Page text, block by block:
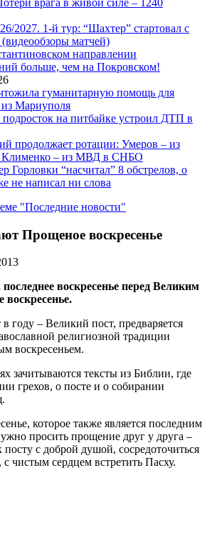
2027. 1-й тур: “Шахтер” стартовал с
матчей)
направлении
больше, чем на Покровском!
гуманитарную помощь для
из Мариуполя
на питбайке устроил ДТП в
продолжает ротации: Умеров – из
– из МВД в СНБО
Горловки “насчитал” 8 обстрелов, о
не написал ни слова
"Последние новости"
Прощеное воскресенье
воскресенье перед Великим
году – Великий пост, предваряется
религиозной традиции
воскресеньем.
зачитываются тексты из Библии, где
грехов, о посте и о собирании
которое также является последним
просить прощение друг у друга –
с доброй душой, сосредоточиться
чистым сердцем встретить Пасху.